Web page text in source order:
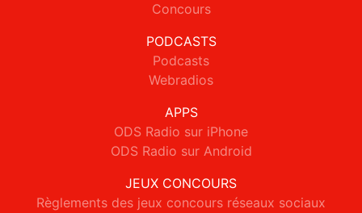
Concours
PODCASTS
Podcasts
Webradios
APPS
ODS Radio sur iPhone
ODS Radio sur Android
JEUX CONCOURS
Règlements des jeux concours réseaux sociaux